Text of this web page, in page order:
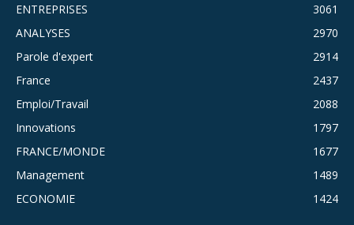
ENTREPRISES
3061
ANALYSES
2970
Parole d'expert
2914
France
2437
Emploi/Travail
2088
Innovations
1797
FRANCE/MONDE
1677
Management
1489
ECONOMIE
1424